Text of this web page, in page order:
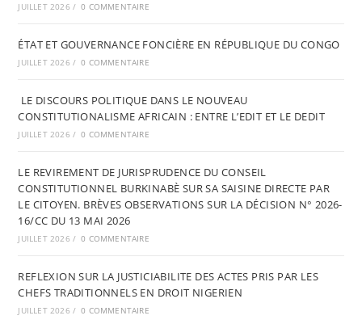
JUILLET 2026 / 0 COMMENTAIRE
ÉTAT ET GOUVERNANCE FONCIÈRE EN RÉPUBLIQUE DU CONGO
JUILLET 2026 / 0 COMMENTAIRE
LE DISCOURS POLITIQUE DANS LE NOUVEAU
CONSTITUTIONALISME AFRICAIN : ENTRE L’EDIT ET LE DEDIT
JUILLET 2026 / 0 COMMENTAIRE
LE REVIREMENT DE JURISPRUDENCE DU CONSEIL
CONSTITUTIONNEL BURKINABÈ SUR SA SAISINE DIRECTE PAR
LE CITOYEN. BRÈVES OBSERVATIONS SUR LA DÉCISION N° 2026-
16/CC DU 13 MAI 2026
JUILLET 2026 / 0 COMMENTAIRE
REFLEXION SUR LA JUSTICIABILITE DES ACTES PRIS PAR LES
CHEFS TRADITIONNELS EN DROIT NIGERIEN
JUILLET 2026 / 0 COMMENTAIRE